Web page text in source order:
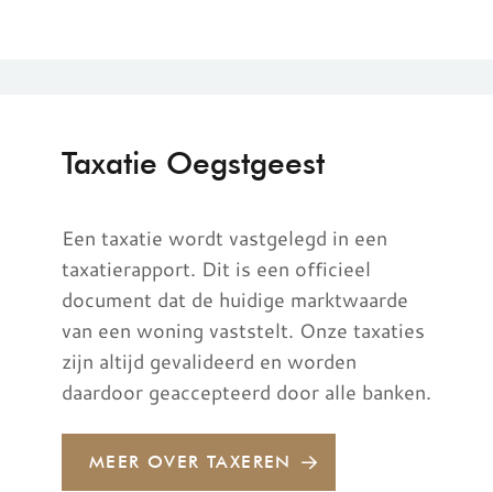
Taxatie Oegstgeest
Een taxatie wordt vastgelegd in een
taxatierapport. Dit is een officieel
document dat de huidige marktwaarde
van een woning vaststelt. Onze taxaties
zijn altijd gevalideerd en worden
daardoor geaccepteerd door alle banken.
MEER OVER TAXEREN